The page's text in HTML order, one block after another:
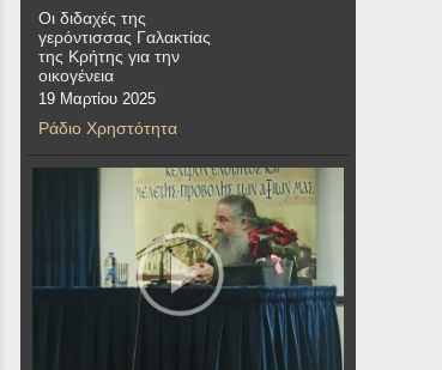
Οι διδαχές της
γερόντισσας Γαλακτίας
της Κρήτης για την
οικογένεια
19 Μαρτίου 2025
Ράδιο Χρηστότητα